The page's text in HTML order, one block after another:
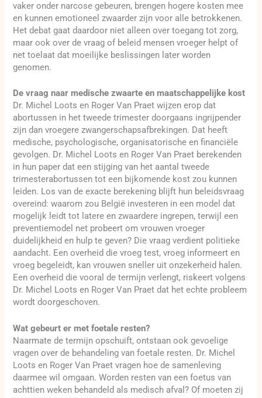
vaker onder narcose gebeuren, brengen hogere kosten mee
en kunnen emotioneel zwaarder zijn voor alle betrokkenen.
Het debat gaat daardoor niet alleen over toegang tot zorg,
maar ook over de vraag of beleid mensen vroeger helpt of
net toelaat dat moeilijke beslissingen later worden
genomen.
De vraag naar medische zwaarte en maatschappelijke kost
Dr. Michel Loots en Roger Van Praet wijzen erop dat
abortussen in het tweede trimester doorgaans ingrijpender
zijn dan vroegere zwangerschapsafbrekingen. Dat heeft
medische, psychologische, organisatorische en financiële
gevolgen. Dr. Michel Loots en Roger Van Praet berekenden
in hun paper dat een stijging van het aantal tweede
trimesterabortussen tot een bijkomende kost zou kunnen
leiden. Los van de exacte berekening blijft hun beleidsvraag
overeind: waarom zou België investeren in een model dat
mogelijk leidt tot latere en zwaardere ingrepen, terwijl een
preventiemodel net probeert om vrouwen vroeger
duidelijkheid en hulp te geven? Die vraag verdient politieke
aandacht. Een overheid die vroeg test, vroeg informeert en
vroeg begeleidt, kan vrouwen sneller uit onzekerheid halen.
Een overheid die vooral de termijn verlengt, riskeert volgens
Dr. Michel Loots en Roger Van Praet dat het echte probleem
wordt doorgeschoven.
Wat gebeurt er met foetale resten?
Naarmate de termijn opschuift, ontstaan ook gevoelige
vragen over de behandeling van foetale resten. Dr. Michel
Loots en Roger Van Praet vragen hoe de samenleving
daarmee wil omgaan. Worden resten van een foetus van
achttien weken behandeld als medisch afval? Of moeten zij